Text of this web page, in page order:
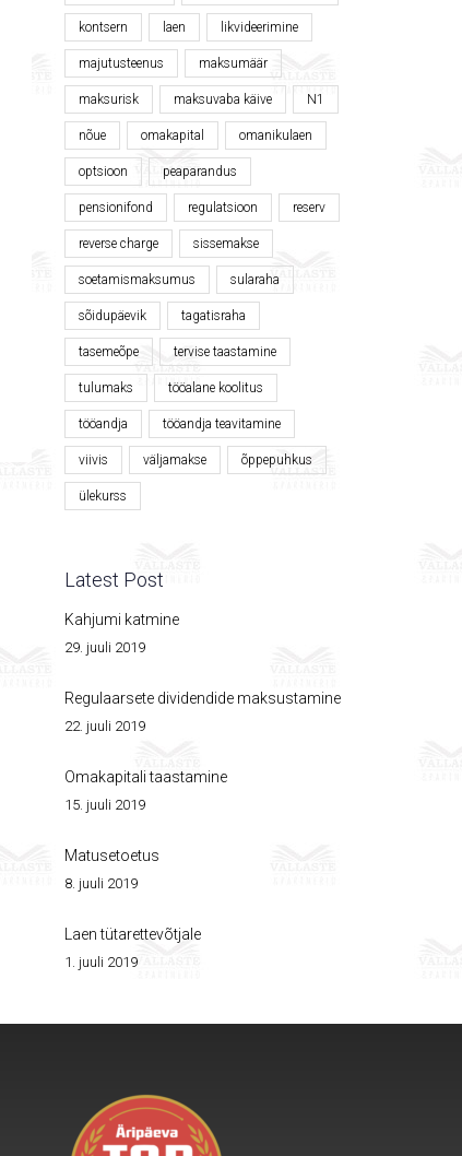
kontsern laen likvideerimine
majutusteenus maksumäär
maksurisk maksuvaba käive N1
nõue omakapital omanikulaen
optsioon peaparandus
pensionifond regulatsioon reserv
reverse charge sissemakse
soetamismaksumus sularaha
sõidupäevik tagatisraha
tasemeõpe tervise taastamine
tulumaks tööalane koolitus
tööandja tööandja teavitamine
viivis väljamakse õppepuhkus
ülekurss
Latest Post
Kahjumi katmine
29. juuli 2019
Regulaarsete dividendide maksustamine
22. juuli 2019
Omakapitali taastamine
15. juuli 2019
Matusetoetus
8. juuli 2019
Laen tütarettevõtjale
1. juuli 2019